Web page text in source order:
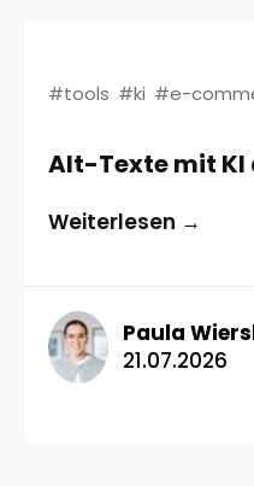
#tools #ki #e-
Alt-Texte mit
Weiterlesen →
Paula
21.07.2026